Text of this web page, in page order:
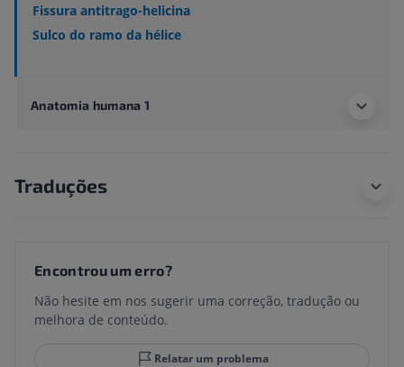
Fissura antitrago-helicina
Sulco do ramo da hélice
Anatomia humana 1
Traduções
Encontrou um erro?
Não hesite em nos sugerir uma correção, tradução ou
melhora de conteúdo.
Relatar um problema